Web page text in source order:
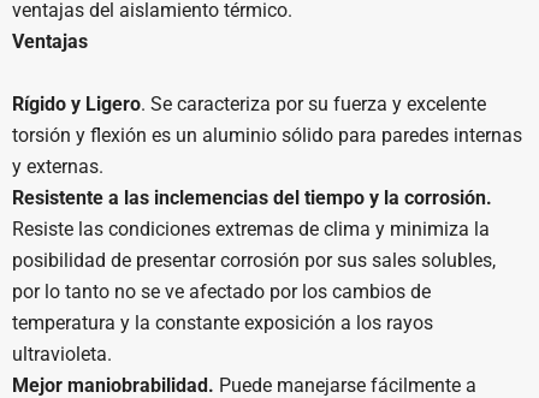
ventajas del aislamiento térmico.
Ventajas
Rígido y Ligero. Se caracteriza por su fuerza y excelente
torsión y flexión es un aluminio sólido para paredes internas
y externas.
Resistente a las inclemencias del tiempo y la corrosión.
Resiste las condiciones extremas de clima y minimiza la
posibilidad de presentar corrosión por sus sales solubles,
por lo tanto no se ve afectado por los cambios de
temperatura y la constante exposición a los rayos
ultravioleta.
Mejor maniobrabilidad. Puede manejarse fácilmente a